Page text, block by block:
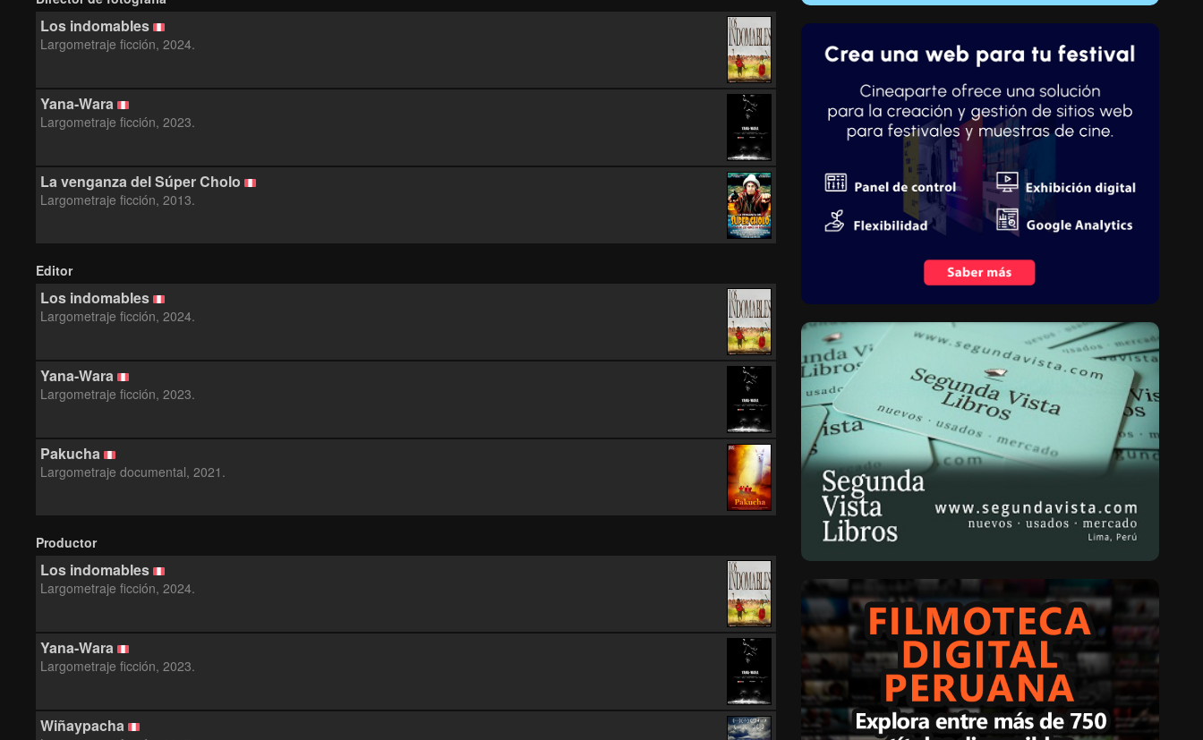
Los indomables
Largometraje ficción, 2024.
Yana-Wara
Largometraje ficción, 2023.
La venganza del Súper Cholo
Largometraje ficción, 2013.
Editor
Los indomables
Largometraje ficción, 2024.
Yana-Wara
Largometraje ficción, 2023.
Pakucha
Largometraje documental, 2021.
Productor
Los indomables
Largometraje ficción, 2024.
Yana-Wara
Largometraje ficción, 2023.
Wiñaypacha